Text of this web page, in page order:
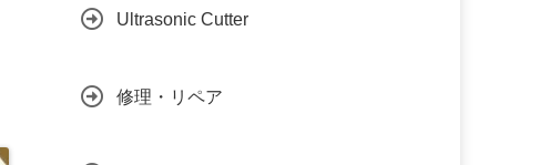
Ultrasonic Cutter
修理・リペア